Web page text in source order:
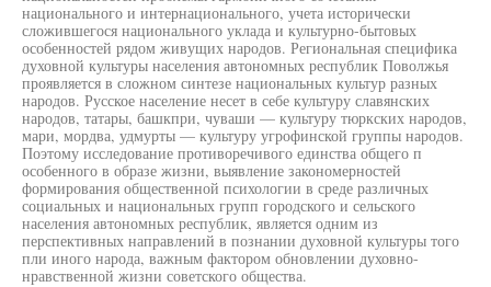
национального и интернационального, учета исторически
сложившегося национального уклада и культурно-бытовых
особенностей рядом живущих народов. Региональная специфика
духовной культуры населения автономных республик Поволжья
проявляется в сложном синтезе национальных культур разных
народов. Русское население несет в себе культуру славянских
народов, татары, башкпри, чуваши — культуру тюркских народов,
мари, мордва, удмурты — культуру угрофинской группы народов.
Поэтому исследование противоречивого единства общего п
особенного в образе жизни, выявление закономерностей
формирования общественной психологии в среде различных
социальных и национальных групп городского и сельского
населения автономных республик, является одним из
перспективных направлений в познании духовной культуры того
пли иного народа, важным фактором обновлении духовно-
нравственной жизни советского общества.